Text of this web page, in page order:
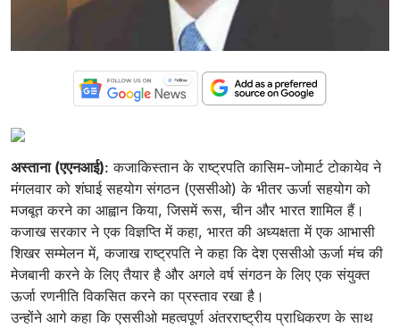
अस्ताना (एएनआई): कजाकिस्तान के राष्ट्रपति कासिम-जोमार्ट टोकायेव ने
मंगलवार को शंघाई सहयोग संगठन (एससीओ) के भीतर ऊर्जा सहयोग को
मजबूत करने का आह्वान किया, जिसमें रूस, चीन और भारत शामिल हैं।
कजाख सरकार ने एक विज्ञप्ति में कहा, भारत की अध्यक्षता में एक आभासी
शिखर सम्मेलन में, कजाख राष्ट्रपति ने कहा कि देश एससीओ ऊर्जा मंच की
मेजबानी करने के लिए तैयार है और अगले वर्ष संगठन के लिए एक संयुक्त
ऊर्जा रणनीति विकसित करने का प्रस्ताव रखा है।
उन्होंने आगे कहा कि एससीओ महत्वपूर्ण अंतरराष्ट्रीय प्राधिकरण के साथ